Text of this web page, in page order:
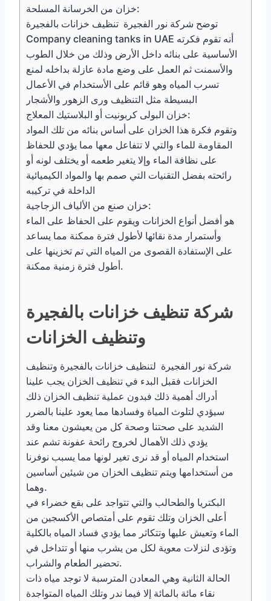
خزان من الخرسانة المسلحة:
توضح شركة نور الفجيرة تنظيف خزانات بالفجيرة
Company cleaning tanks in UAE أنه تقوم فكرته
الأساسية على بنائه داخل الأرض وذلك من خلال الطوب
والأسمنت ثم العمل على وضع مادة عازلة بداخله لمنع
تسرب المياه وهو قائم على الأستخدام في الأعمال
البسيطة مثل التنظيف ورى الزهور والأشجار
خزان البولى كربونيت أو البلاستيك المعلاج:
وتقوم فكرة هذا الخزان على أساس بنائه من تلك المواد
المقاومة للماء والتي لا تتفاعل معها مما يؤدي للحفاظ
على نظافة الماء وإلا يتغير طعمه أو يختلف لونه أو
رائحته بفضل التقنيات التي صمم بها والمواد الكيميائية
الداخلة في تركيبه
خزان صنع من الألياف الزجاجية:
هو أفضل أنواع الخزانات ويقوم على الحفاظ على الماء
وأستمرار مدة نقائها لأطول فترة ممكنة مما يساعد
على الإستفادة القصوى من المياه التي تم تخزينها على
أطول فترة زمنية ممكنة.
شركة تنظيف خزانات بالفجيرة
وتنظيف الخزانات
شركة نور الفجيرة لتنظيف خزانات بالفجيرة وتنظيف
الخزانات فقبل البدء في تنظيف الخزان يجب علينا
أدراك أهمية ذلك فبدون عملية تنظيف الخزان ذلك
سيؤدي لتلوث المياة وفسادها مما يعود علينا بالضرر
الشديد على صحتنا وصحة كل من يعيشون معنا وقد
يؤدي ذلك الأهمال لخروج رائحة عفونة تشم عند
استخدام المياه أو قد نرى تغير لونها مما يسبب نوفرنا
من أستخدامها ويتم تنظيف الخزان من شيئين أساسين
وهما.
البكتريا والطحالب والتي تتواجد على بقع خضراء في
أعلى الخزان وتلك تقوم على أمتصاص الأكسجين من
الماء وتعيش عليها وتتكاثر مما يؤدي فساد المياه بالكلية
وتؤدى لنزلات معوية لكل من يشرب منها أو تتداخل في
تحضير الطعام والشراب.
الحالة الثانية وهي المعادن المترسبة لا توجد مياه ذات
نقاء مائة بالمائة إلا فيما ندر وتلك المياه المتواجدة